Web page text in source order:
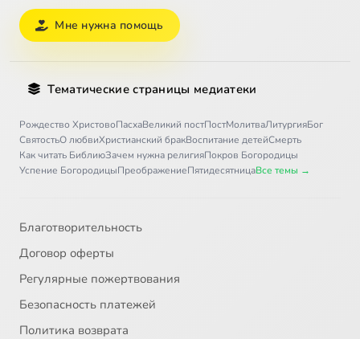
Мне нужна помощь
Тематические страницы медиатеки
Рождество ХристовоПасхаВеликий постПостМолитваЛитургияБог
СвятостьО любвиХристианский бракВоспитание детейСмерть
Как читать БиблиюЗачем нужна религияПокров Богородицы
Успение БогородицыПреображениеПятидесятницаВсе темы →
Благотворительность
Договор оферты
Регулярные пожертвования
Безопасность платежей
Политика возврата